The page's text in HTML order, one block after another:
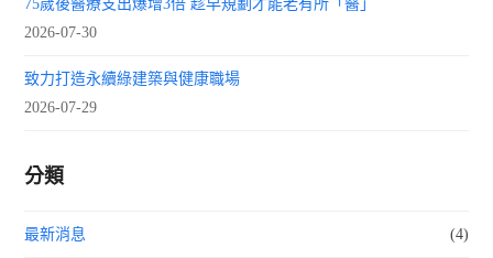
75歲後醫療支出爆增3倍 趁早規劃才能老有所「醫」
2026-07-30
致力打造永續綠建築與健康職場
2026-07-29
分類
最新消息 (4)